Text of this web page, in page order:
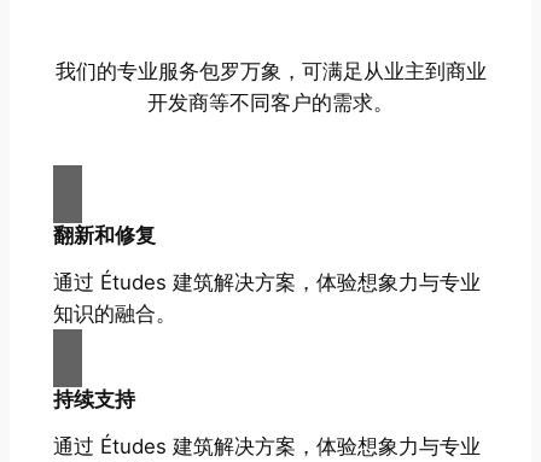
我们的专业服务包罗万象，可满足从业主到商业
开发商等不同客户的需求。
翻新和修复
通过 Études 建筑解决方案，体验想象力与专业
知识的融合。
持续支持
通过 Études 建筑解决方案，体验想象力与专业